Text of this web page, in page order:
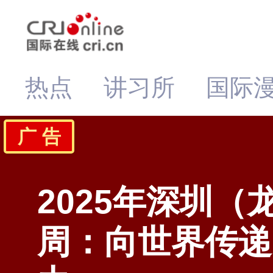
热点 讲习所 国际
广 告
2025年深圳（
周：向世界传